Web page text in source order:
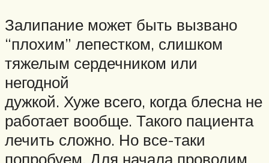
Залипание может быть вызвано
“плохим” лепестком, слишком
тяжелым сердечником или
негодной
дужкой. Хуже всего, когда блесна не
работает вообще. Такого пациента
лечить сложно. Но все-таки
попробуем. Для начала проводим